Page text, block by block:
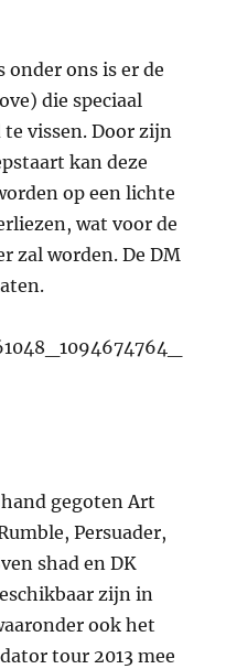
onder ons is er de
die speciaal
vissen. Door zijn
kan deze
op een lichte
wat voor de
zal worden. De DM
gegoten Art
Persuader,
shad en DK
zijn in
ook het
tour 2013 mee